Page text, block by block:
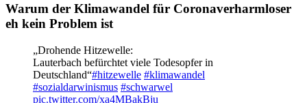
Warum der Klimawandel für Coronaverharmloser
eh kein Problem ist
„Drohende Hitzewelle:
Lauterbach befürchtet viele Todesopfer in
Deutschland“#hitzewelle #klimawandel
#sozialdarwinismus #schwarwel
pic.twitter.com/xa4MBakBju